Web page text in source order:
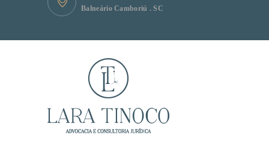
Balneário Camboriú . SC